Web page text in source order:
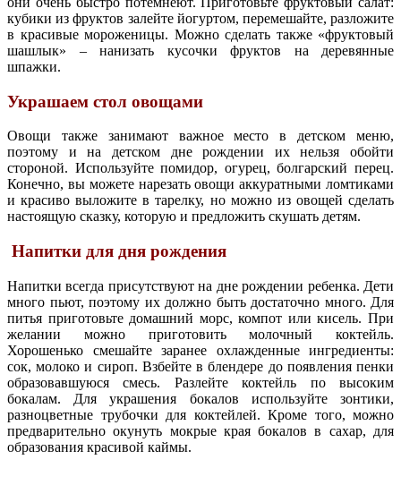
кубики из фруктов залейте йогуртом, перемешайте, разложите
в красивые мороженицы. Можно сделать также «фруктовый
шашлык» – нанизать кусочки фруктов на деревянные
шпажки.
Украшаем стол овощами
Овощи также занимают важное место в детском меню,
поэтому и на детском дне рождении их нельзя обойти
стороной. Используйте помидор, огурец, болгарский перец.
Конечно, вы можете нарезать овощи аккуратными ломтиками
и красиво выложите в тарелку, но можно из овощей сделать
настоящую сказку, которую и предложить скушать детям.
Напитки для дня рождения
Напитки всегда присутствуют на дне рождении ребенка. Дети
много пьют, поэтому их должно быть достаточно много. Для
питья приготовьте домашний морс, компот или кисель. При
желании можно приготовить молочный коктейль.
Хорошенько смешайте заранее охлажденные ингредиенты:
сок, молоко и сироп. Взбейте в блендере до появления пенки
образовавшуюся смесь. Разлейте коктейль по высоким
бокалам. Для украшения бокалов используйте зонтики,
разноцветные трубочки для коктейлей. Кроме того, можно
предварительно окунуть мокрые края бокалов в сахар, для
образования красивой каймы.